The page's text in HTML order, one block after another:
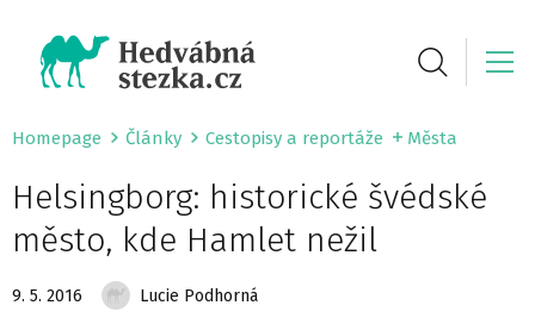
Homepage Články Cestopisy a reportáže Města
Helsingborg: historické švédské
město, kde Hamlet nežil
9. 5. 2016 Lucie Podhorná